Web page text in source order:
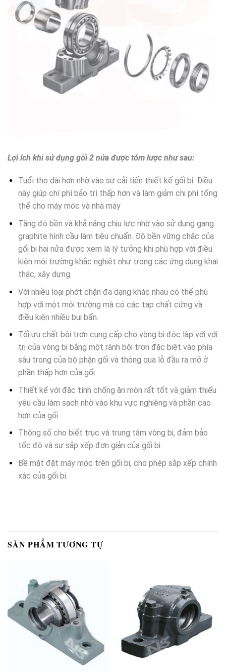
Lợi ích khi sử dụng gối 2 nửa được tóm lược như sau:
Tuổi thọ dài hơn nhờ vào sự cải tiến thiết kế gối bi. Điều
này giúp chí phí bảo trì thấp hơn và làm giảm chi phí tổng
thể cho máy móc và nhà máy
Tăng độ bền và khả năng chịu lực nhờ vào sử dụng gang
graphite hình cầu làm tiêu chuẩn. Độ bền vững chắc của
gối bi hai nửa được xem là lý tưởng khi phù hợp với điều
kiện môi trường khắc nghiệt như trong các ứng dụng khai
thác, xây dựng.
Với nhiều loại phớt chặn đa dạng khác nhau có thể phù
hợp với một môi trường mà có các tạp chất cứng và
điều kiện nhiều bụi bẩn.
Tối ưu chất bôi trơn cung cấp cho vòng bi độc lập với với
trị của vòng bi bằng một rãnh bôi trơn đặc biệt vào phía
sâu trong của bộ phận gối và thông qua lỗ đầu ra mỡ ở
phần thấp hơn của gối.
Thiết kế với đặc tính chống ăn mòn rất tốt và giảm thiểu
yêu cầu làm sạch nhờ vào khu vực nghiêng và phần cao
hơn của gối
Thông số cho biết trục và trung tâm vòng bi, đảm bảo
tốc độ và sự sắp xếp đơn giản của gối bi
Bề mặt đặt máy móc trên gối bi, cho phép sắp xếp chính
xác của gối bi.
SẢN PHẨM TƯƠNG TỰ